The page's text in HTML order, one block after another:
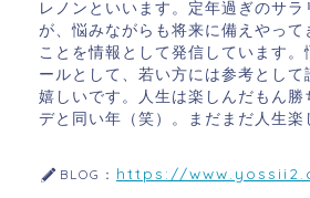
レノンといいます。定年過ぎのサラ
が、悩みながらも将来に備えやって
ことを情報として発信しています。
ールとして、若い方には参考とし
嬉しいです。人生は楽しんだもん勝
デと同い年（笑）。まだまだ人生楽
BLOG： https://